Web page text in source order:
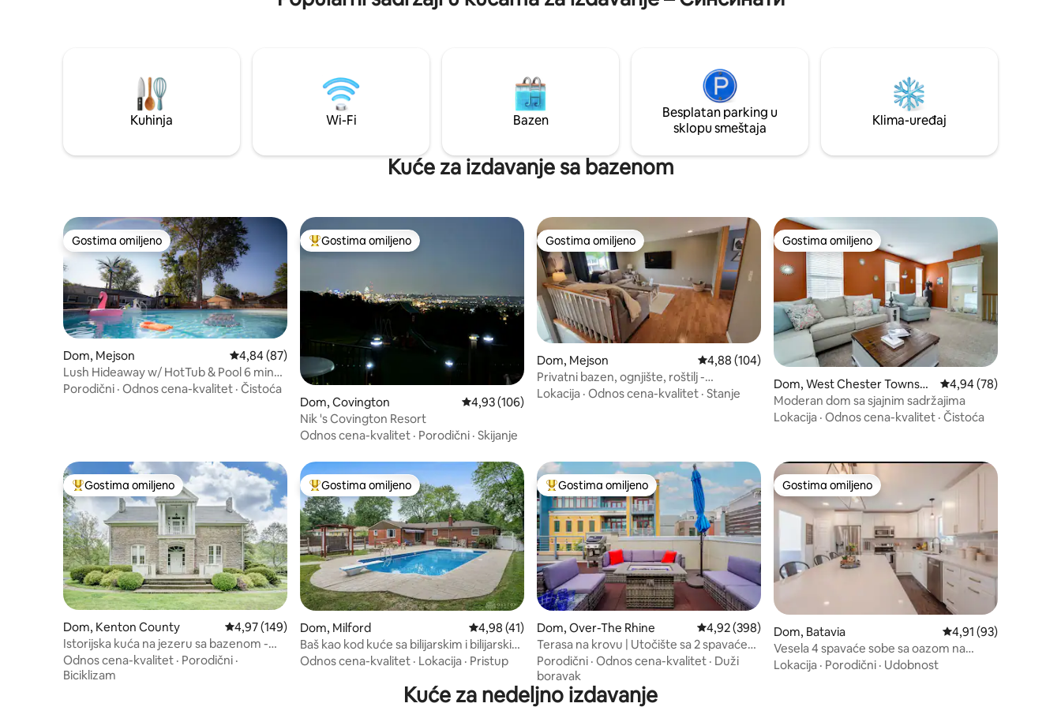
plutaju, udobno se smjestite pored vatre
nalazi se na samoj padini i do njega se
može doći samo gradskim stepenicama,
pa imajte to na umu, ali se isplati pješačiti.
Kuhinja Wi-Fi Bazen
Besplatan parking u
sklopu smeštaja
Klima-uređaj
Kuće za izdavanje sa bazenom
Gostima omiljeno
Gostima omiljeno
Dom, Mejson Prosečna ocena 4,84 od 5, utisaka: 87
4,84 (87)
Lush Hideaway w/ HotTub & Pool 6 mins
kings Island
Porodični · Odnos cena-kvalitet · Čistoća
Najuspešniji među gostima omiljenim
Gostima omiljeno
Dom, Covington Prosečna ocena 4,93 od 5, utisaka: 106
4,93 (106)
Nik 's Covington Resort
Odnos cena-kvalitet · Porodični · Skijanje
Gostima omiljeno
Gostima omiljeno
Dom, Mejson Prosečna ocena 4,88 od 5, utisaka: 104
4,88 (104)
Privatni bazen, ognjište, roštilj -
ZABAVNO mesto za OPUŠTANJE.
Lokacija · Odnos cena-kvalitet · Stanje
Gostima omiljeno
Gostima omiljeno
Dom, West Chester Townshi
p
Prosečna ocena 4,94
4,94 (78)
Moderan dom sa sjajnim sadržajima
Lokacija · Odnos cena-kvalitet · Čistoća
Najuspešniji među gostima omiljenim
Gostima omiljeno
Dom, Kenton County Prosečna ocena 4,97 od 5, utisaka: 149
4,97 (149)
Istorijska kuća na jezeru sa bazenom -
Kameni raj
Odnos cena-kvalitet · Porodični ·
Biciklizam
Najuspešniji među gostima omiljenim
Gostima omiljeno
Dom, Milford Prosečna ocena 4,98 od 5, utisaka: 41
4,98 (41)
Baš kao kod kuće sa bilijarskim i bilijarskim
stolom
Odnos cena-kvalitet · Lokacija · Pristup
Najuspešniji među gostima omiljenim
Gostima omiljeno
Dom, Over-The Rhine Prosečna ocena 4,92 od 5, utisaka: 398
4,92 (398)
Terasa na krovu | Utočište sa 2 spavaće
sobe u centru grada pogodno za
pešačenje
Porodični · Odnos cena-kvalitet · Duži
boravak
Gostima omiljeno
Gostima omiljeno
Dom, Batavia Prosečna ocena 4,91
4,91 (93)
Vesela 4 spavaće sobe sa oazom na
otvorenom. Potpuno rasadnik
Lokacija · Porodični · Udobnost
Kuće za nedeljno izdavanje